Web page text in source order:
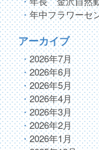
年中フラワーセ
アーカイブ
2026年7月
2026年6月
2026年5月
2026年4月
2026年3月
2026年2月
2026年1月